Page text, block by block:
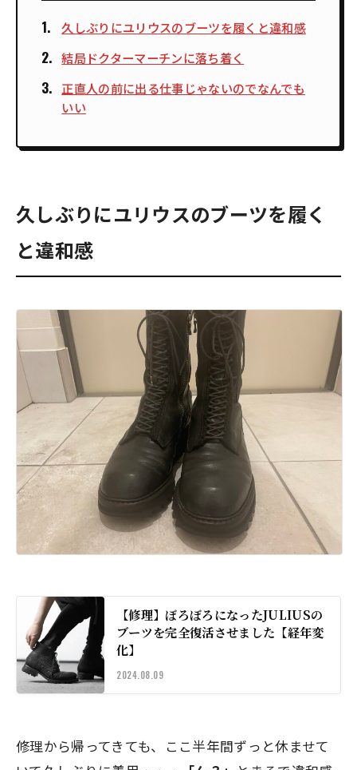
久しぶりにユリウスのブーツを履くと違和感
結局ドクターマーチンに落ち着く
正直人の前に出る仕事じゃないのでなんでも
いい
久しぶりにユリウスのブーツを履く
と違和感
【修理】ぼろぼろになったJULIUSの
ブーツを完全復活させました【経年変
化】
2024.08.09
修理から帰ってきても、ここ半年間ずっと休ませて